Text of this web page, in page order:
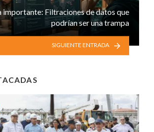
importante: Filtraciones de datos que
podrían ser una trampa
SIGUIENTE ENTRADA